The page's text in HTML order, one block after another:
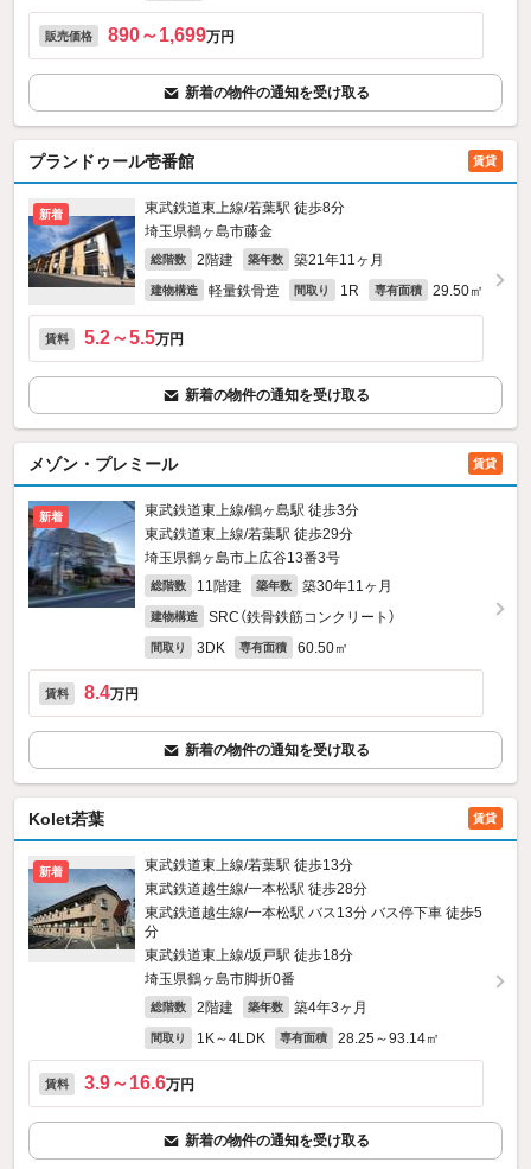
販売価格 890～1,699万円
新着の物件の通知を受け取る
プランドゥール壱番館 賃貸
新着
東武鉄道東上線/若葉駅 徒歩8分
埼玉県鶴ヶ島市藤金
総階数 2階建 築年数 築21年11ヶ月
建物構造 軽量鉄骨造 間取り 1R 専有面積 29.50㎡
賃料 5.2～5.5万円
新着の物件の通知を受け取る
メゾン・プレミール 賃貸
新着
東武鉄道東上線/鶴ヶ島駅 徒歩3分
東武鉄道東上線/若葉駅 徒歩29分
埼玉県鶴ヶ島市上広谷13番3号
総階数 11階建 築年数 築30年11ヶ月
建物構造 SRC（鉄骨鉄筋コンクリート）
間取り 3DK 専有面積 60.50㎡
賃料 8.4万円
新着の物件の通知を受け取る
Kolet若葉 賃貸
新着
東武鉄道東上線/若葉駅 徒歩13分
東武鉄道越生線/一本松駅 徒歩28分
東武鉄道越生線/一本松駅 バス13分 バス停下車 徒歩5
分
東武鉄道東上線/坂戸駅 徒歩18分
埼玉県鶴ヶ島市脚折0番
総階数 2階建 築年数 築4年3ヶ月
間取り 1K～4LDK 専有面積 28.25～93.14㎡
賃料 3.9～16.6万円
新着の物件の通知を受け取る